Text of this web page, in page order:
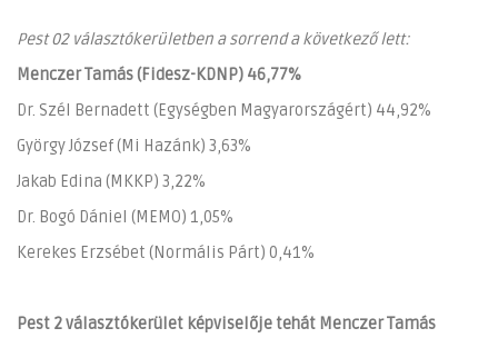
Pest 02 választókerületben a sorrend a következő lett:
Menczer Tamás (Fidesz-KDNP) 46,77%
Dr. Szél Bernadett (Egységben Magyarországért) 44,92%
György József (Mi Hazánk) 3,63%
Jakab Edina (MKKP) 3,22%
Dr. Bogó Dániel (MEMO) 1,05%
Kerekes Erzsébet (Normális Párt) 0,41%
Pest 2 választókerület képviselője tehát Menczer Tamás